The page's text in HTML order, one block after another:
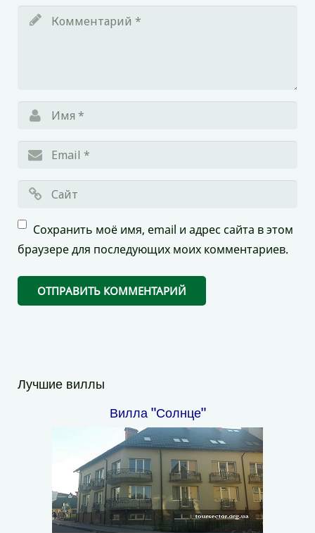
Сохранить моё имя, email и адрес сайта в этом
браузере для последующих моих комментариев.
Лучшие виллы
Вилла "Солнце"